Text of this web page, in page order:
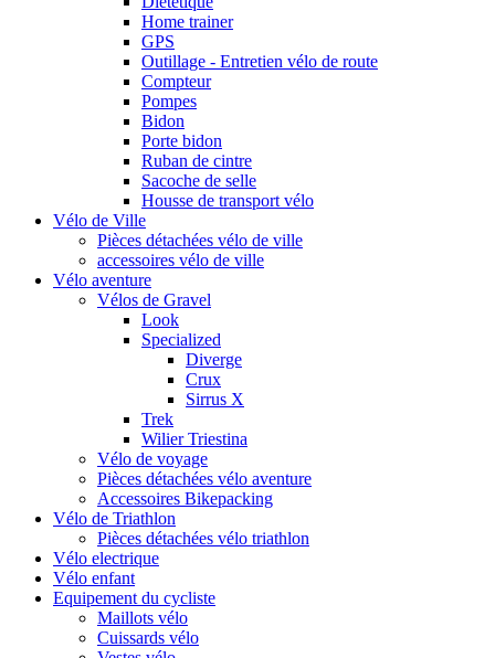
Home trainer
GPS
Outillage - Entretien vélo de route
Compteur
Pompes
Bidon
Porte bidon
Ruban de cintre
Sacoche de selle
Housse de transport vélo
Vélo de Ville
Pièces détachées vélo de ville
accessoires vélo de ville
Vélo aventure
Vélos de Gravel
Look
Specialized
Diverge
Crux
Sirrus X
Trek
Wilier Triestina
Vélo de voyage
Pièces détachées vélo aventure
Accessoires Bikepacking
Vélo de Triathlon
Pièces détachées vélo triathlon
Vélo electrique
Vélo enfant
Equipement du cycliste
Maillots vélo
Cuissards vélo